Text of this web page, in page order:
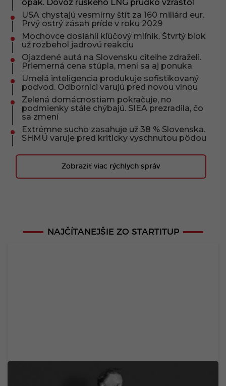
opak. Dovoz ruského LNG prudko vzrástol
USA chystajú vesmírny štít za 160 miliárd eur.
Prvý ostrý zásah príde v roku 2029
Mochovce dosiahli kľúčový míľnik. Štvrtý blok
už rozbehol jadrovú reakciu
Ojazdené autá na Slovensku citeľne zdraželi.
Priemerná cena stúpla, mení sa aj ponuka
Umelá inteligencia produkuje sofistikovaný
podvod. Odborníci varujú pred novou vlnou
Zelená domácnostiam pokračuje, no
podmienky stále chýbajú. SIEA prezradila, čo
sa zmení
Extrémne sucho zasahuje už 38 % Slovenska.
SHMÚ varuje pred kriticky vyschnutou pôdou
Zobraziť viac rýchlych správ
NAJČÍTANEJŠIE ZO STARTITUP
Zomrel svetoznámy hudobný velikán. Stál za
legendárnymi hitmi Madonny, U2 či Brintey